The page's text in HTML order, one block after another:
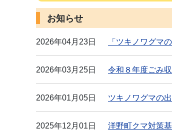
お知らせ
2026年04月23日 「ツキノワグマ
2026年03月25日 令和８年度ごみ
2026年01月05日 ツキノワグマの
2025年12月01日 洋野町クマ対策